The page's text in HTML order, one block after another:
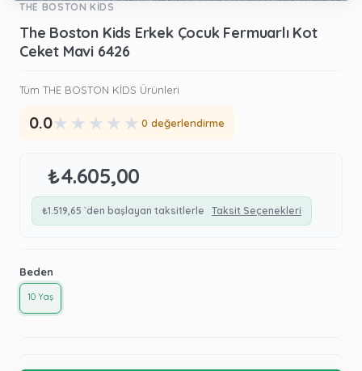
THE BOSTON KİDS
The Boston Kids Erkek Çocuk Fermuarlı Kot
Ceket Mavi 6426
Tüm THE BOSTON KİDS Ürünleri
0.0★ ★ ★ ★ ★ 0 değerlendirme
₺4.605,00
₺1.519,65 `den başlayan taksitlerle Taksit Seçenekleri
Beden
10 Yaş